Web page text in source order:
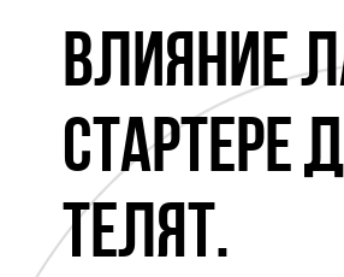
ВЛИЯНИЕ
СТАРТЕРЕ
ТЕЛЯТ.